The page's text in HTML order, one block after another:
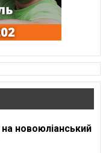
новоюліанський